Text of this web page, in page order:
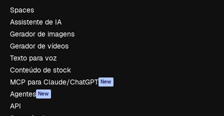
Spaces
Assistente de IA
Gerador de imagens
Gerador de vídeos
Texto para voz
Conteúdo de stock
MCP para Claude/ChatGPT New
Agentes New
API